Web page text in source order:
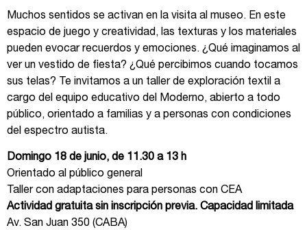
Muchos sentidos se activan en la visita al museo. En este
espacio de juego y creatividad, las texturas y los materiales
pueden evocar recuerdos y emociones. ¿Qué imaginamos al
ver un vestido de fiesta? ¿Qué percibimos cuando tocamos
sus telas? Te invitamos a un taller de exploración textil a
cargo del equipo educativo del Moderno, abierto a todo
público, orientado a familias y a personas con condiciones
del espectro autista.
Domingo 18 de junio, de 11.30 a 13 h
Orientado al público general
Taller con adaptaciones para personas con CEA
Actividad gratuita sin inscripción previa. Capacidad limitada
Av. San Juan 350 (CABA)